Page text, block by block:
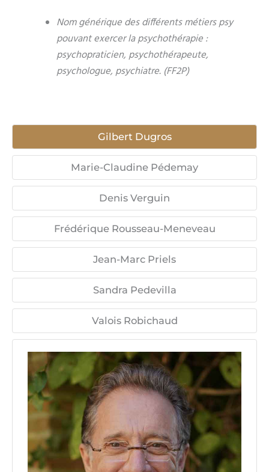
Nom générique des différents métiers psy
pouvant exercer la psychothérapie :
psychopraticien, psychothérapeute,
psychologue, psychiatre. (FF2P)
Gilbert Dugros
Marie-Claudine Pédemay
Denis Verguin
Frédérique Rousseau-Meneveau
Jean-Marc Priels
Sandra Pedevilla
Valois Robichaud